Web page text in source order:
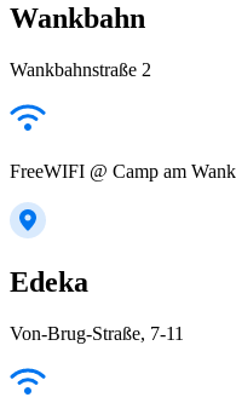
Wankbahn
Wankbahnstraße 2
FreeWIFI @ Camp am Wank
Edeka
Von-Brug-Straße, 7-11